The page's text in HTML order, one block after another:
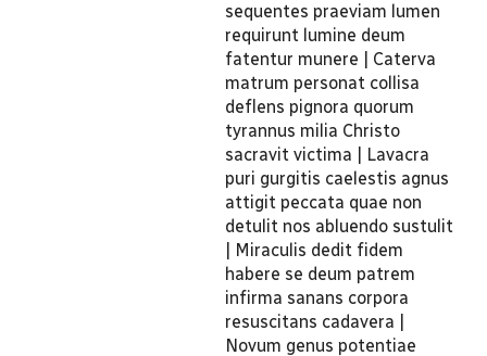
sequentes praeviam lumen
requirunt lumine deum
fatentur munere | Caterva
matrum personat collisa
deflens pignora quorum
tyrannus milia Christo
sacravit victima | Lavacra
puri gurgitis caelestis agnus
attigit peccata quae non
detulit nos abluendo sustulit
| Miraculis dedit fidem
habere se deum patrem
infirma sanans corpora
resuscitans cadavera |
Novum genus potentiae